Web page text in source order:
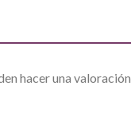
hacer una valoración.